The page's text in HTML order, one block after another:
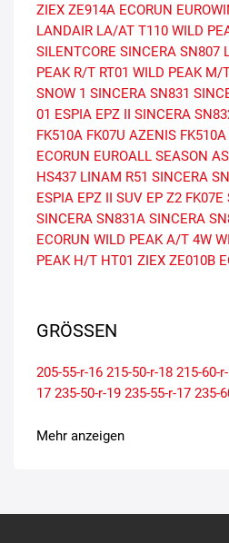
ZIEX ZE914A ECORUN
LANDAIR LA/AT T110 WILD
SILENTCORE SINCERA SN807
PEAK R/T RT01 WILD PEAK M/
SNOW 1 SINCERA SN831
01 ESPIA EPZ II SINCERA
FK510A FK07U AZENIS
ECORUN EUROALL SEASON
HS437 LINAM R51 SINCERA
ESPIA EPZ II SUV EP Z2 FK07E
SINCERA SN831A SINCERA
ECORUN WILD PEAK A/T 4W
PEAK H/T HT01 ZIEX ZE010B
GRÖSSEN
205-55-r-16 215-50-r-18 215-60-
17 235-50-r-19 235-55-r-17 235-
Mehr anzeigen